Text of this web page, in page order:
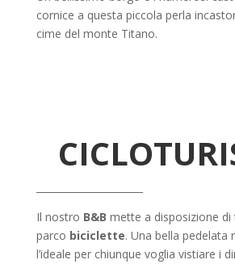
cornice a questa piccola perla
cime del monte Titano.
Il nostro B&B mette a disposizione
parco biciclette. Una bella pedelata
l’ideale per chiunque voglia vistiare i